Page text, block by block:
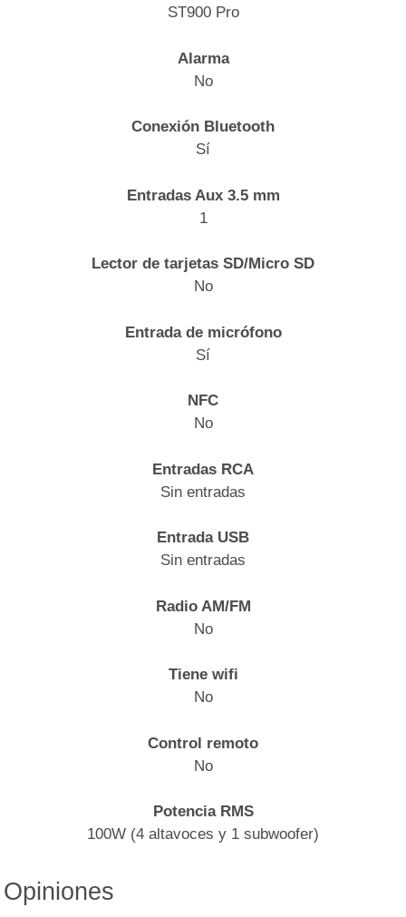
ST900 Pro
Alarma
No
Conexión Bluetooth
Sí
Entradas Aux 3.5 mm
1
Lector de tarjetas SD/Micro SD
No
Entrada de micrófono
Sí
NFC
No
Entradas RCA
Sin entradas
Entrada USB
Sin entradas
Radio AM/FM
No
Tiene wifi
No
Control remoto
No
Potencia RMS
100W (4 altavoces y 1 subwoofer)
Opiniones